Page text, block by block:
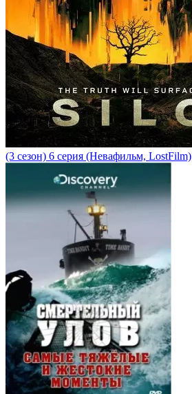
(3 сезон) 6 серия (Невафильм, LostFilm)